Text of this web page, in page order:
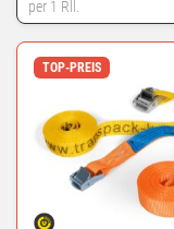
per 1 Rll.
TOP-PREIS